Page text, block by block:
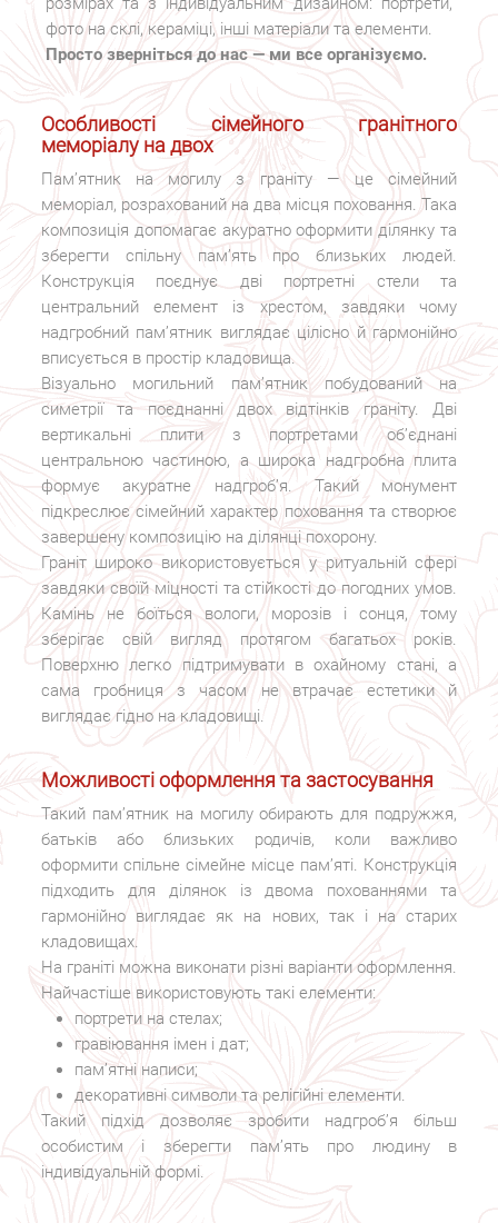
фото на склі, кераміці, інші матеріали та елементи.
Просто зверніться до нас — ми все організуємо.
Особливості сімейного гранітного
меморіалу на двох
Пам’ятник на могилу з граніту — це сімейний
меморіал, розрахований на два місця поховання. Така
композиція допомагає акуратно оформити ділянку та
зберегти спільну пам’ять про близьких людей.
Конструкція поєднує дві портретні стели та
центральний елемент із хрестом, завдяки чому
надгробний пам’ятник виглядає цілісно й гармонійно
вписується в простір кладовища.
Візуально могильний пам’ятник побудований на
симетрії та поєднанні двох відтінків граніту. Дві
вертикальні плити з портретами об’єднані
центральною частиною, а широка надгробна плита
формує акуратне надгроб’я. Такий монумент
підкреслює сімейний характер поховання та створює
завершену композицію на ділянці похорону.
Граніт широко використовується у ритуальній сфері
завдяки своїй міцності та стійкості до погодних умов.
Камінь не боїться вологи, морозів і сонця, тому
зберігає свій вигляд протягом багатьох років.
Поверхню легко підтримувати в охайному стані, а
сама гробниця з часом не втрачає естетики й
виглядає гідно на кладовищі.
Можливості оформлення та застосування
Такий пам’ятник на могилу обирають для подружжя,
батьків або близьких родичів, коли важливо
оформити спільне сімейне місце пам’яті. Конструкція
підходить для ділянок із двома похованнями та
гармонійно виглядає як на нових, так і на старих
кладовищах.
На граніті можна виконати різні варіанти оформлення.
Найчастіше використовують такі елементи:
портрети на стелах;
гравіювання імен і дат;
пам’ятні написи;
декоративні символи та релігійні елементи.
Такий підхід дозволяє зробити надгроб’я більш
особистим і зберегти пам’ять про людину в
індивідуальній формі.